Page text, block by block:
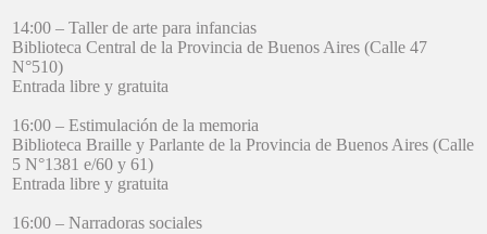
14:00 – Taller de arte para infancias
Biblioteca Central de la Provincia de Buenos Aires (Calle 47
N°510)
Entrada libre y gratuita
16:00 – Estimulación de la memoria
Biblioteca Braille y Parlante de la Provincia de Buenos Aires (Calle
5 N°1381 e/60 y 61)
Entrada libre y gratuita
16:00 – Narradoras sociales